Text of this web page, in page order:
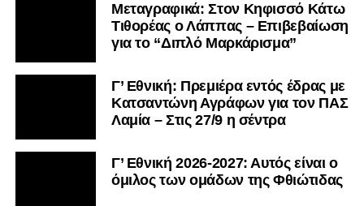
Μεταγραφικά: Στον Κηφισσό Κάτω
Τιθορέας ο Λάππας – Επιβεβαίωση
για το “Διπλό Μαρκάρισμα”
Γ’ Εθνική: Πρεμιέρα εντός έδρας με
Κατσαντώνη Αγράφων για τον ΠΑΣ
Λαμία – Στις 27/9 η σέντρα
Γ’ Εθνική 2026-2027: Αυτός είναι ο
όμιλος των ομάδων της Φθιώτιδας